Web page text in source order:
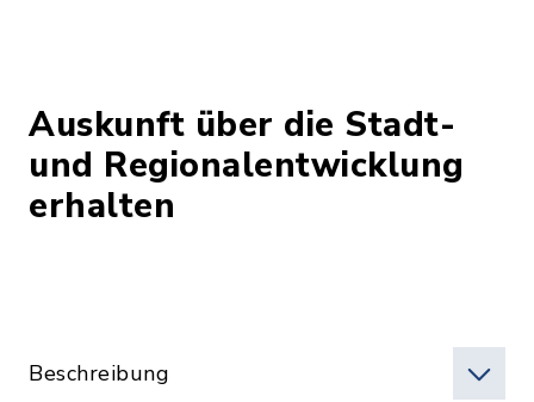
Auskunft über die Stadt-
und Regionalentwicklung
erhalten
Beschreibung